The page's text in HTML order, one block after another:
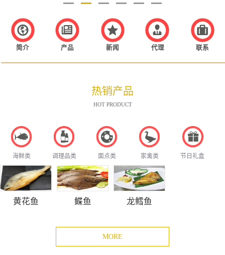
简介 产品 新闻 代理 联系
热销产品
HOT PRODUCT
海鲜类 调理品类 面点类 家禽类 节日礼盒
黄花鱼 鲽鱼 龙鳕鱼
MORE